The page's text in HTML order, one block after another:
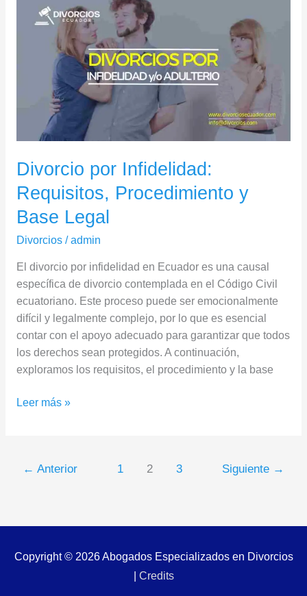
Divorcio por Infidelidad:
Requisitos, Procedimiento y
Base Legal
Divorcios/admin
El divorcio por infidelidad en Ecuador es una causal
específica de divorcio contemplada en el Código Civil
ecuatoriano. Este proceso puede ser emocionalmente
difícil y legalmente complejo, por lo que es esencial
contar con el apoyo adecuado para garantizar que todos
los derechos sean protegidos. A continuación,
exploramos los requisitos, el procedimiento y la base
Infidelidad:
Requisitos,
Procedimiento
Leer más »
← Anterior 1 2 3 Siguiente →
Copyright © 2026Abogados Especializados en Divorcios
Credits